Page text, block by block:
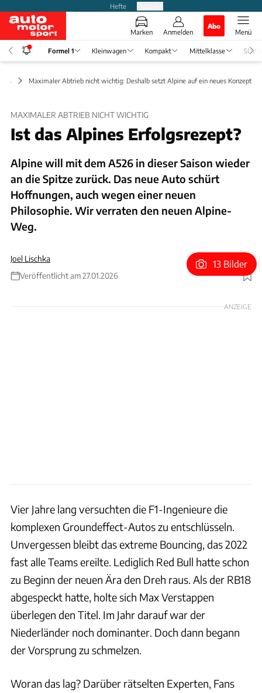
Hefte
Marken Anmelden
Abo
Menü
Formel 1 Kleinwagen Kompakt Mittelklasse SUV
Maximaler Abtrieb nicht wichtig: Deshalb setzt Alpine auf ein neues Konzept
MAXIMALER ABTRIEB NICHT WICHTIG
Ist das Alpines Erfolgsrezept?
Alpine will mit dem A526 in dieser Saison wieder
an die Spitze zurück. Das neue Auto schürt
Hoffnungen, auch wegen einer neuen
Philosophie. Wir verraten den neuen Alpine-
Weg.
Joel Lischka
Veröffentlicht am 27.01.2026
Foto: Alpine
13 Bilder
ANZEIGE
Vier Jahre lang versuchten die F1-Ingenieure die
komplexen Groundeffect-Autos zu entschlüsseln.
Unvergessen bleibt das extreme Bouncing, das 2022
fast alle Teams ereilte. Lediglich Red Bull hatte schon
zu Beginn der neuen Ära den Dreh raus. Als der RB18
abgespeckt hatte, holte sich Max Verstappen
überlegen den Titel. Im Jahr darauf war der
Niederländer noch dominanter. Doch dann begann
der Vorsprung zu schmelzen.
Woran das lag? Darüber rätselten Experten, Fans